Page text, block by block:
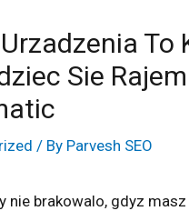
To
Sie
/ By Parvesh SEO
nie brakowalo, gdyz